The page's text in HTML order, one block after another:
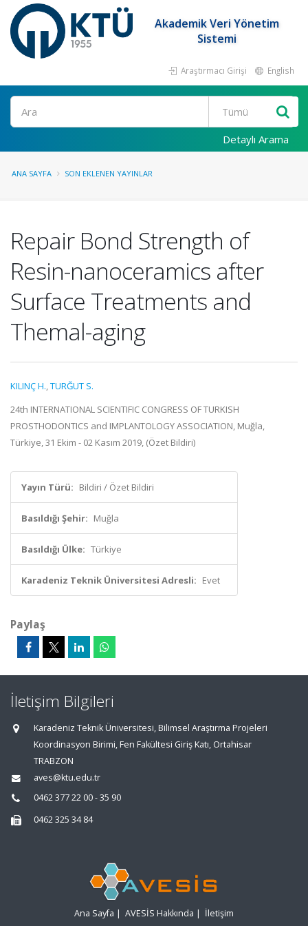
Akademik Veri Yönetim
Sistemi
Araştırmacı Girişi English
Ara
Detaylı Arama
ANA SAYFA SON EKLENEN YAYINLAR
Repair Bond Strength of
Resin-nanoceramics after
Surface Treatments and
Themal-aging
KILINÇ H.,TURĞUT S.
24th INTERNATIONAL SCIENTIFIC CONGRESS OF TURKISH
PROSTHODONTICS and IMPLANTOLOGY ASSOCIATION, Muğla,
Türkiye, 31 Ekim - 02 Kasım 2019, (Özet Bildiri)
Yayın Türü: Bildiri / Özet Bildiri
Basıldığı Şehir: Muğla
Basıldığı Ülke: Türkiye
Karadeniz Teknik Üniversitesi Adresli: Evet
Paylaş
İletişim Bilgileri
Karadeniz Teknik Üniversitesi, Bilimsel Araştırma Projeleri
Koordinasyon Birimi, Fen Fakültesi Giriş Katı, Ortahisar
TRABZON
aves@ktu.edu.tr
0462 377 22 00 - 35 90
0462 325 34 84
Ana Sayfa | AVESİS Hakkında | İletişim